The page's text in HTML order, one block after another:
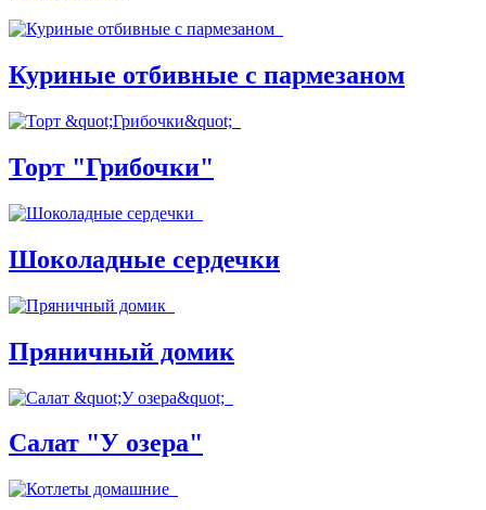
Куриные отбивные с пармезаном
Торт "Грибочки"
Шоколадные сердечки
Пряничный домик
Салат "У озера"